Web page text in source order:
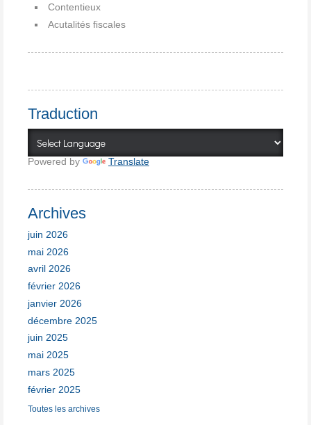
Contentieux
Acutalités fiscales
Traduction
Powered by Translate
Archives
juin 2026
mai 2026
avril 2026
février 2026
janvier 2026
décembre 2025
juin 2025
mai 2025
mars 2025
février 2025
Toutes les archives